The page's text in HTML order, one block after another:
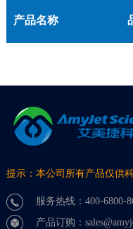
产品名称
提示：本公司所有产品仅供
服务热线：400-6800-
产品订购：